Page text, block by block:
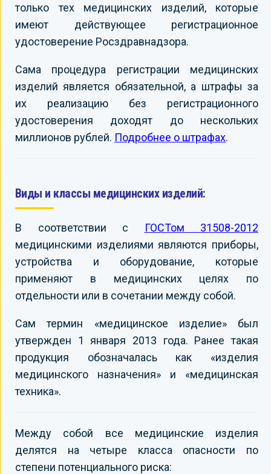
только тех медицинских изделий, которые
имеют действующее регистрационное
удостоверение Росздравнадзора.
Сама процедура регистрации медицинских
изделий является обязательной, а штрафы за
их реализацию без регистрационного
удостоверения доходят до нескольких
миллионов рублей. Подробнее о штрафах.
Виды и классы медицинских изделий:
В соответствии с
ГОСТом 31508-2012
медицинскими изделиями являются приборы,
устройства и оборудование, которые
применяют в медицинских целях по
отдельности или в сочетании между собой.
Сам термин «медицинское изделие» был
утвержден 1 января 2013 года. Ранее такая
продукция обозначалась как «изделия
медицинского назначения» и «медицинская
техника».
Между собой все медицинские изделия
делятся на четыре класса опасности по
степени потенциального риска: